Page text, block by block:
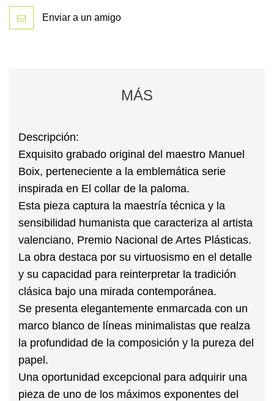
Enviar a un amigo
MÁS
Descripción:
Exquisito grabado original del maestro Manuel
Boix, perteneciente a la emblemática serie
inspirada en El collar de la paloma.
Esta pieza captura la maestría técnica y la
sensibilidad humanista que caracteriza al artista
valenciano, Premio Nacional de Artes Plásticas.
La obra destaca por su virtuosismo en el detalle
y su capacidad para reinterpretar la tradición
clásica bajo una mirada contemporánea.
Se presenta elegantemente enmarcada con un
marco blanco de líneas minimalistas que realza
la profundidad de la composición y la pureza del
papel.
Una oportunidad excepcional para adquirir una
pieza de uno de los máximos exponentes del